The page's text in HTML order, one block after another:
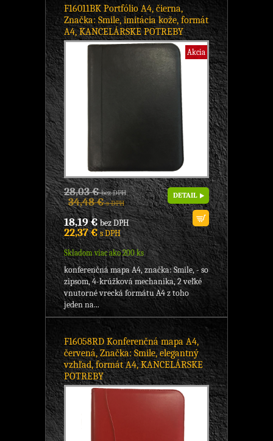
F16011BK Portfólio A4, čierna,
Značka: Smile, imitácia kože, formát
A4, KANCELÁRSKE POTREBY
Akcia
28,03 €bez DPH
34,48 €s DPH
18,19 €bez DPH
22,37 €s DPH
Skladom viac ako 200 ks
DETAIL
konferenčná mapa A4, značka: Smile, - so
zipsom, 4-krúžková mechanika, 2 veľké
vnutorné vrecká formátu A4 z toho
jeden na...
F16058RD Konferenčná mapa A4,
červená, Značka: Smile, elegantný
vzhľad, formát A4, KANCELÁRSKE
POTREBY